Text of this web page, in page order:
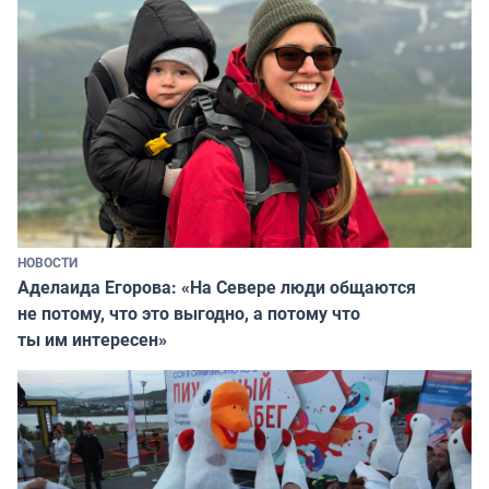
НОВОСТИ
Аделаида Егорова: «На Севере люди общаются
не потому, что это выгодно, а потому что
ты им интересен»